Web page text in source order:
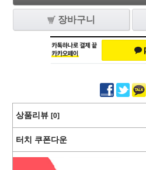
장바구니
상품리뷰 [0]
터치 쿠폰다운